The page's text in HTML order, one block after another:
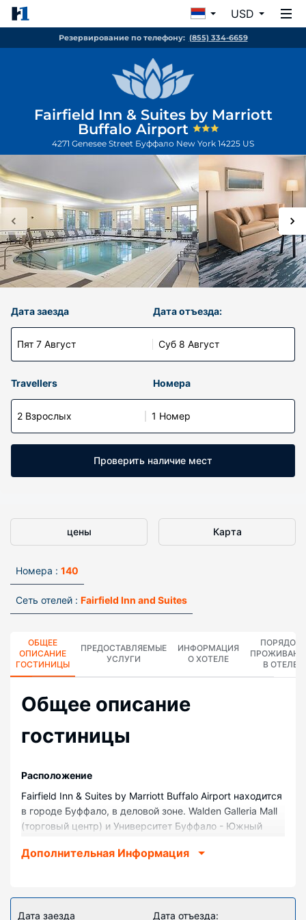
USD
Резервирование по телефону: (855) 334-6659
Fairfield Inn & Suites by Marriott
Buffalo Airport
4271 Genesee Street Буффало New York 14225 US
Дата заезда
Пят 7 Август
Дата отъезда:
Суб 8 Август
Travellers Номера
2 Взрослых 1 Номер
Проверить наличие мест
цены Карта
Номера : 140
Сеть отелей : Fairfield Inn and Suites
ОБЩЕЕ
ОПИСАНИЕ
ГОСТИНИЦЫ
ПРЕДОСТАВЛЯЕМЫЕ
УСЛУГИ
ИНФОРМАЦИЯ
О ХОТЕЛЕ
ПОРЯДОК
В ОТЕЛЕ
Общее описание
гостиницы
Pасположение
Fairfield Inn & Suites by Marriott Buffalo Airport находится
в городе Буффало, в деловой зоне. Walden Galleria Mall
(торговый центр) и Университет Буффало - Южный
автомобиле. Отель — вариант с прекрасным
24,9 км от него.
Дополнительная Информация
Дата заезда Дата отъезда: